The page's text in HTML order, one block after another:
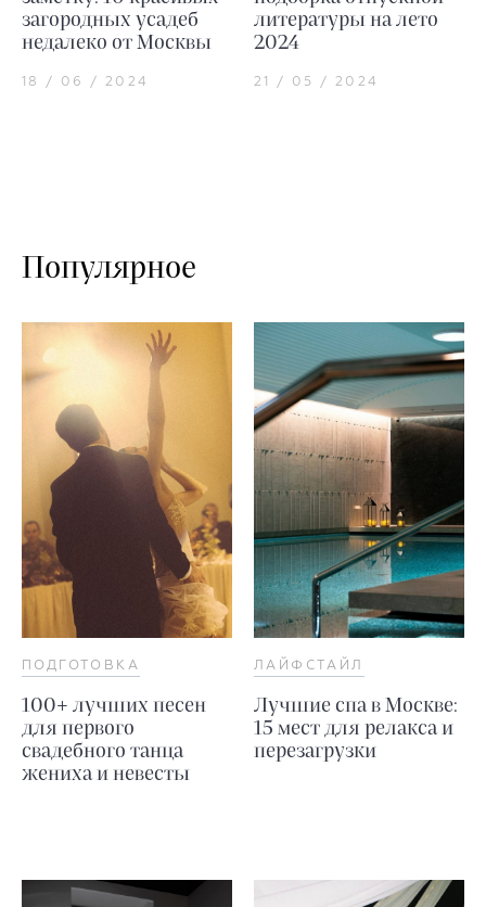
загородных усадеб
недалеко от Москвы
18 / 06 / 2024
литературы на лето
2024
21 / 05 / 2024
Популярное
ПОДГОТОВКА
100+ лучших песен
для первого
свадебного танца
жениха и невесты
ЛАЙФСТАЙЛ
Лучшие спа в Москве:
15 мест для релакса и
перезагрузки